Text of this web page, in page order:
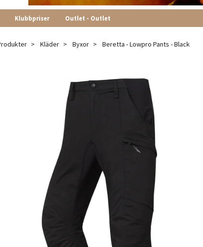
Klubbpriser Outlet - Outlet
Kläder Byxor Beretta - Lowpro Pants - Black